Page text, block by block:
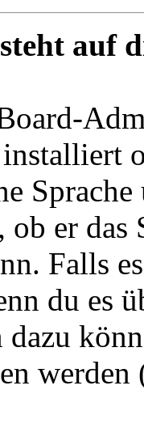
auf
er das
Falls
du es